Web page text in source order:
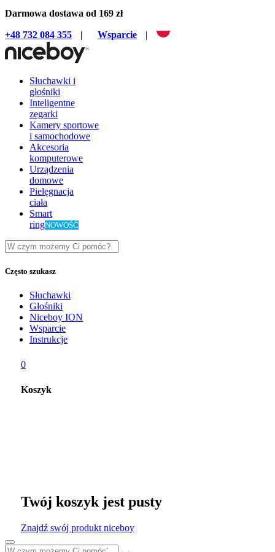
Darmowa dostawa od 169 zł
+48 732 084 355 | Wsparcie |
Słuchawki i
głośniki
Inteligentne
zegarki
Kamery sportowe
i samochodowe
Akcesoria
komputerowe
Urządzenia
domowe
Pielęgnacja
ciała
Smart
ringNOWOŚĆ
Często szukasz
Słuchawki
Głośniki
Niceboy ION
Wsparcie
Instrukcje
0
Koszyk
Twój koszyk jest pusty
Znajdź swój produkt niceboy